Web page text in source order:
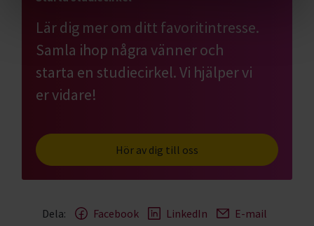
Lär dig mer om ditt favoritintresse.
Samla ihop några vänner och
starta en studiecirkel. Vi hjälper vi
er vidare!
Hör av dig till oss
Dela: Facebook LinkedIn E-mail